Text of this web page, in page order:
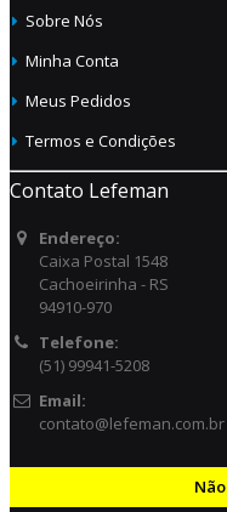
Sobre Nós
Minha Conta
Meus Pedidos
Termos e Condições
Contato Lefeman
Endereço:
Caixa Postal 1548
Cachoeirinha - RS
94910-970
Telefone:
(51) 99941-5208
Email:
contato@lefeman.com.br